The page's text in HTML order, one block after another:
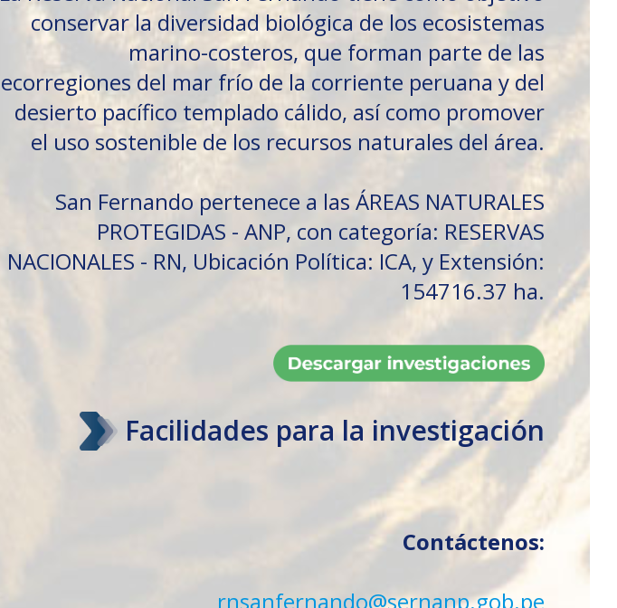
conservar la diversidad biológica de los ecosistemas
marino-costeros, que forman parte de las
ecorregiones del mar frío de la corriente peruana y del
desierto pacífico templado cálido, así como promover
el uso sostenible de los recursos naturales del área.
San Fernando pertenece a las ÁREAS NATURALES
PROTEGIDAS - ANP, con categoría: RESERVAS
NACIONALES - RN, Ubicación Política: ICA, y Extensión:
154716.37 ha.
Facilidades para la investigación
Contáctenos:
rnsanfernando@sernanp.gob.pe